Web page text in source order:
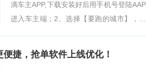
滴车主APP,下载安装好后用手机号登陆AAP
进入车主端；2、选择【要跑的城市】，再
过（默认提示3个工···
捷，抢单软件上线优化！